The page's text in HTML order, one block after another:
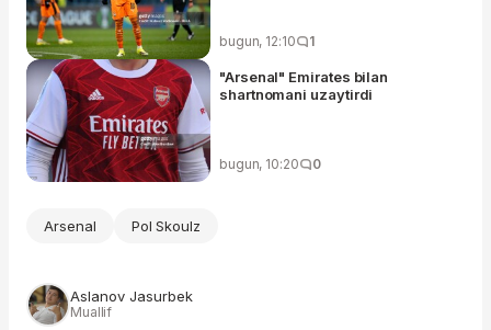
bugun, 12:10 1
"Arsenal" Emirates bilan
shartnomani uzaytirdi
bugun, 10:20 0
Arsenal Pol Skoulz
Aslanov Jasurbek
Muallif